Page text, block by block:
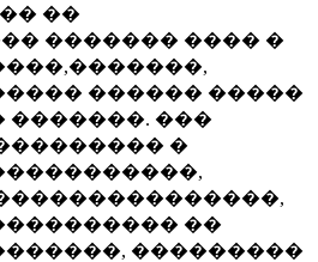
��
������� ���� �
������ �����
�������. ���
�
��
���������